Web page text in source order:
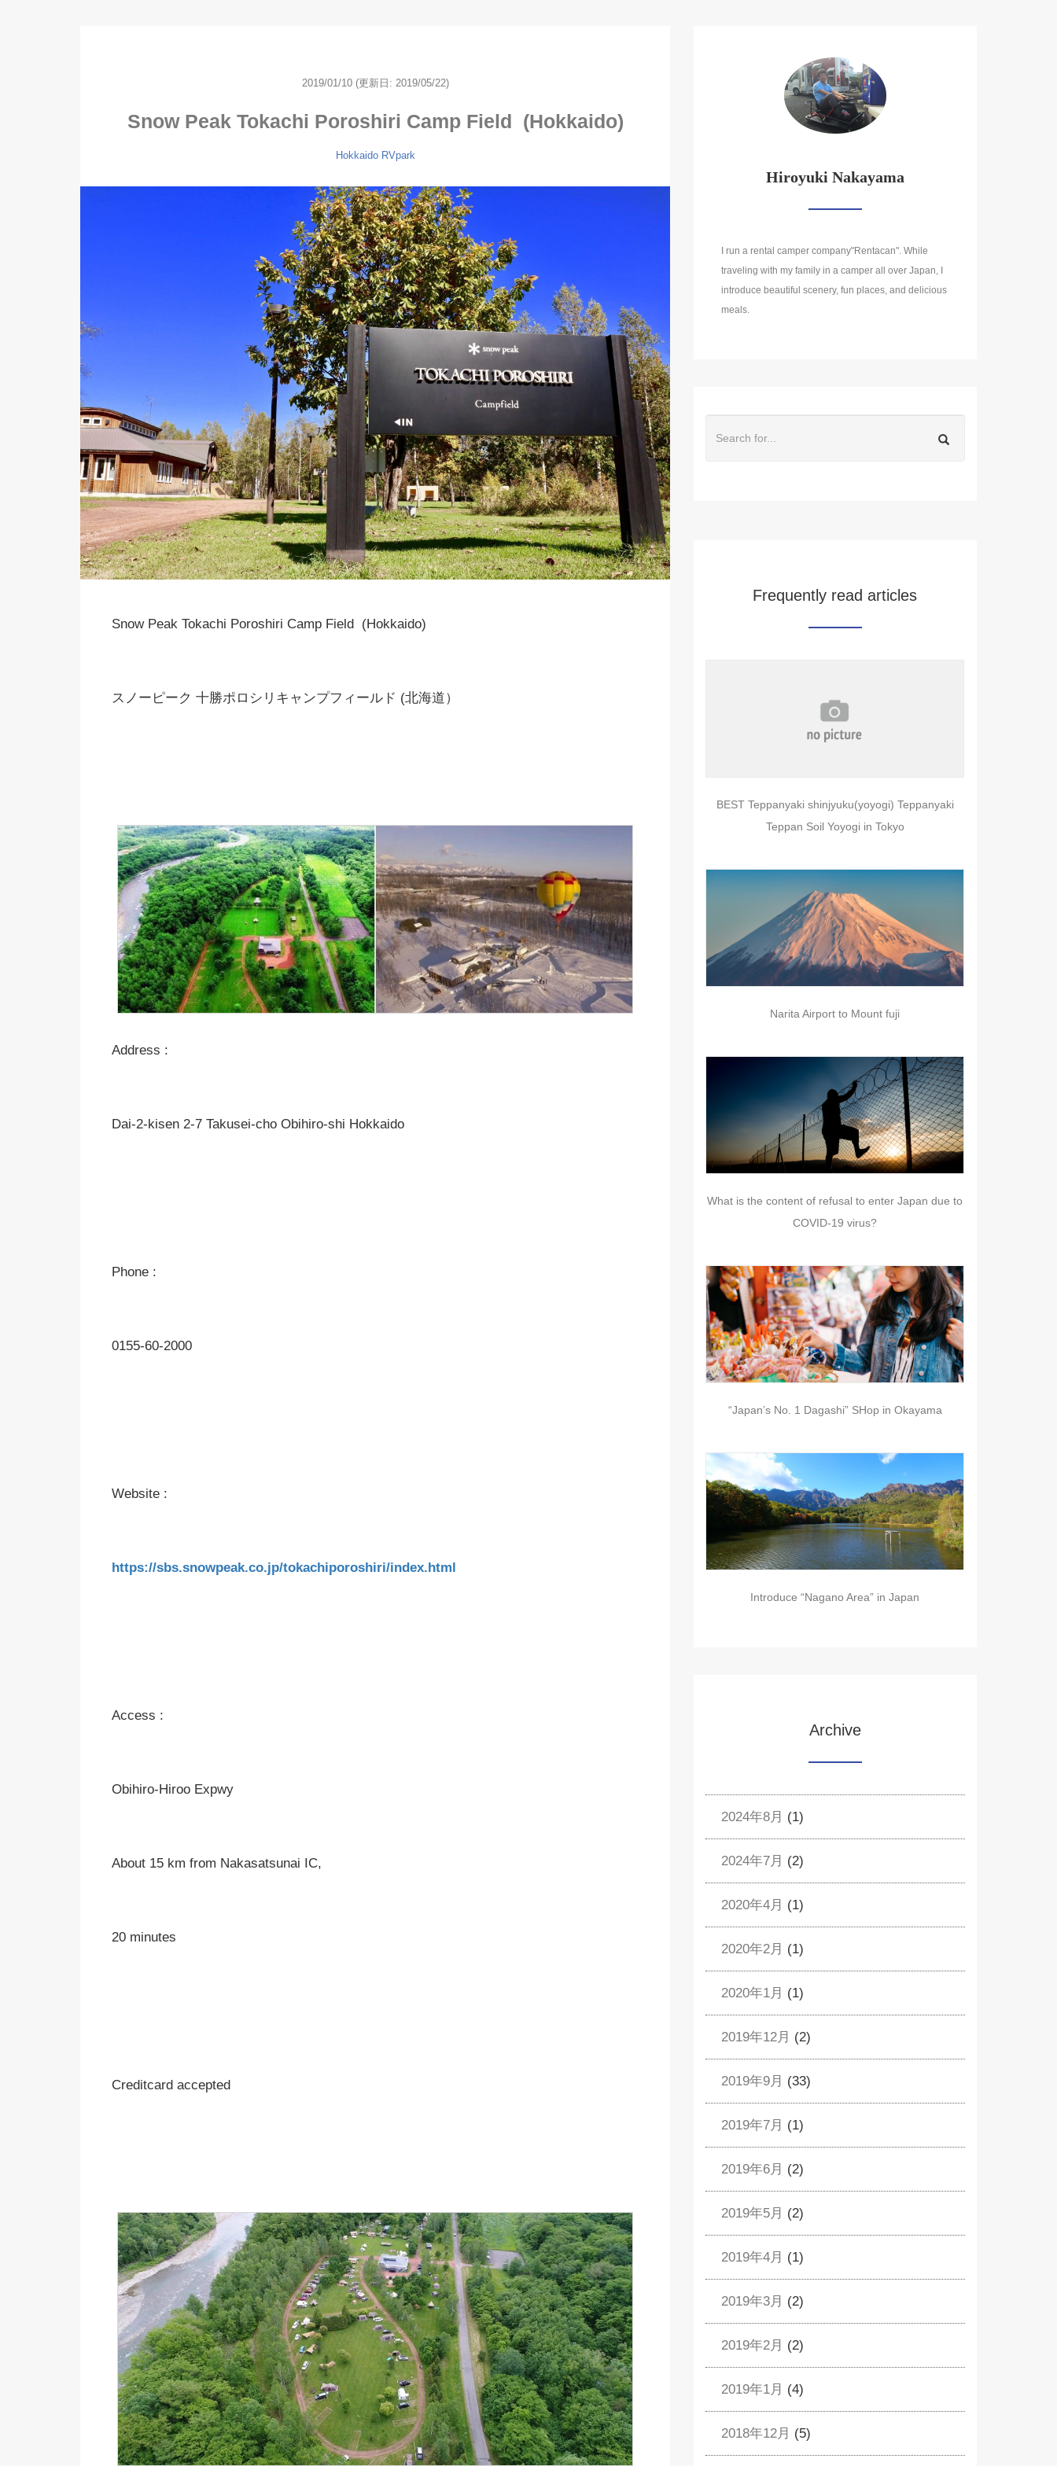
2019/01/10 (更新日: 2019/05/22)
Snow Peak Tokachi Poroshiri Camp Field (Hokkaido)
Hokkaido RVpark
Snow Peak Tokachi Poroshiri Camp Field (Hokkaido)
スノーピーク 十勝ポロシリキャンプフィールド (北海道）
Address :
Dai-2-kisen 2-7 Takusei-cho Obihiro-shi Hokkaido
Phone :
0155-60-2000
Website :
https://sbs.snowpeak.co.jp/tokachiporoshiri/index.html
Access :
Obihiro-Hiroo Expwy
About 15 km from Nakasatsunai IC,
20 minutes
Creditcard accepted
Hiroyuki Nakayama
I run a rental camper company"Rentacan". While
traveling with my family in a camper all over Japan, I
introduce beautiful scenery, fun places, and delicious
meals.
Frequently read articles
BEST Teppanyaki shinjyuku(yoyogi) Teppanyaki
Teppan Soil Yoyogi in Tokyo
Narita Airport to Mount fuji
What is the content of refusal to enter Japan due to
COVID-19 virus?
“Japan’s No. 1 Dagashi” SHop in Okayama
Introduce “Nagano Area” in Japan
Archive
2024年8月 (1)
2024年7月 (2)
2020年4月 (1)
2020年2月 (1)
2020年1月 (1)
2019年12月 (2)
2019年9月 (33)
2019年7月 (1)
2019年6月 (2)
2019年5月 (2)
2019年4月 (1)
2019年3月 (2)
2019年2月 (2)
2019年1月 (4)
2018年12月 (5)